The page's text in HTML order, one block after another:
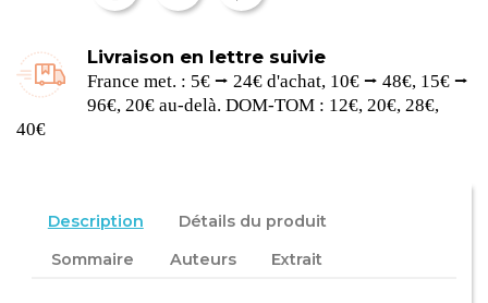
Livraison en lettre suivie
France met. : 5€ ⭢ 24€ d'achat, 10€ ⭢ 48€, 15€ ⭢
96€, 20€ au-delà. DOM-TOM : 12€, 20€, 28€,
40€
Description
Détails du produit
Sommaire
Auteurs Extrait